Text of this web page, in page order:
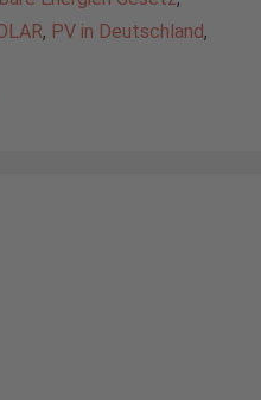
, PV in Deutschland,